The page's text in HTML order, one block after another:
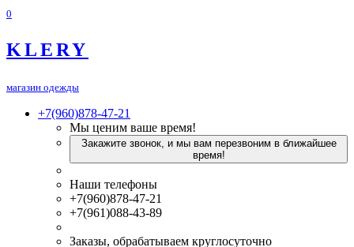
0
KLERY
магазин одежды
+7(960)878-47-21
Мы ценим ваше время!
Закажите звонок, и мы вам перезвоним в ближайшее
время!
Наши телефоны
+7(960)878-47-21
+7(961)088-43-89
Заказы, обрабатываем круглосуточно